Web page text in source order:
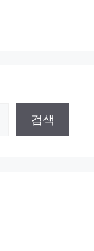
검색